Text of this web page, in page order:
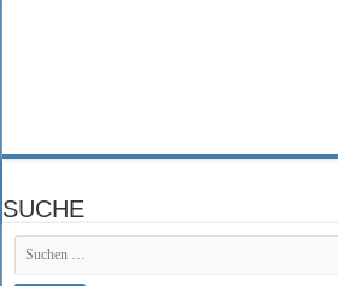
SUCHE